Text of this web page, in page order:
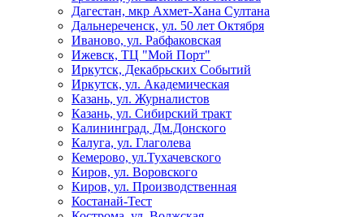
Дагестан, мкр Ахмет-Хана Султана
Дальнереченск, ул. 50 лет Октября
Иваново, ул. Рабфаковская
Ижевск, ТЦ "Мой Порт"
Иркутск, Декабрьских Событий
Иркутск, ул. Академическая
Казань, ул. Журналистов
Казань, ул. Сибирский тракт
Калининград, Дм.Донского
Калуга, ул. Глаголева
Кемерово, ул.Тухачевского
Киров, ул. Воровского
Киров, ул. Производственная
Костанай-Тест